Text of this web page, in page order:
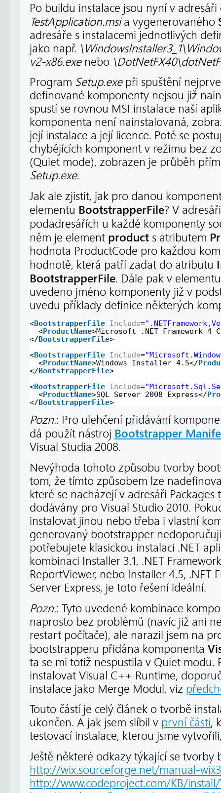
Po buildu instalace jsou nyní v
TestApplication.msia vygenerovaného
adresáře s instalacemi jednotlivých
jako např.
v2-x86.exenebo
Program Setup.exepři spuštění
definované komponenty nejsou již
spustí se rovnou MSI instalace naší
komponenta není nainstalovaná,
její instalace a její licence. Poté se
chybějících komponent v režimu bez
(Quiet mode), zobrazen je průběh
Setup.exe.
Jak ale zjistit, jak pro danou
elementu BootstrapperFile? V
podadresářích u každé komponenty
něm je element product s atributem
hodnota ProductCode pro každou
hodnotě, která patří zadat do atributu
BootstrapperFile. Dále pak v
uvedeno jméno komponenty již v
uvedu příklady definice některých
<BootstrapperFile Include=
<ProductName>Microsoft .NET Framework
</BootstrapperFile>
<BootstrapperFile Include=
<ProductName>Windows Installer 4.5</
</BootstrapperFile>
<BootstrapperFile Include=
<ProductName>SQL Server 2008 Express</
</BootstrapperFile>
Pozn.: Pro ulehčení přidávání
dá použít nástroj Bootstrapper
Visual Studia 2008.
Nevýhoda tohoto způsobu tvorby
tom, že tímto způsobem lze
které se nacházejí v adresáři Packages
dodávány pro Visual Studio 2010.
instalovat jinou nebo třeba i vlastní
generovaný bootstrapper
potřebujete klasickou instalaci .NET
kombinaci Installer 3.1, .NET
ReportViewer, nebo Installer 4.5, .NET
Server Express, je toto řešení ideální.
Pozn.: Tyto uvedené kombinace
naprosto bez problémů (navíc již ani
restart počítače), ale narazil jsem na
bootstrapperu přidána komponenta
ta se mi totiž nespustila v Quiet modu.
instalovat Visual C++ Runtime,
instalace jako Merge Modul, viz
Touto částí je celý článek o tvorbě
ukončen. A jak jsem slíbil v první části,
testovací instalace, kterou jsme
Ještě některé odkazy týkající se
http://wix.sourceforge.net/manual-
http://www.codeproject.com/KB/